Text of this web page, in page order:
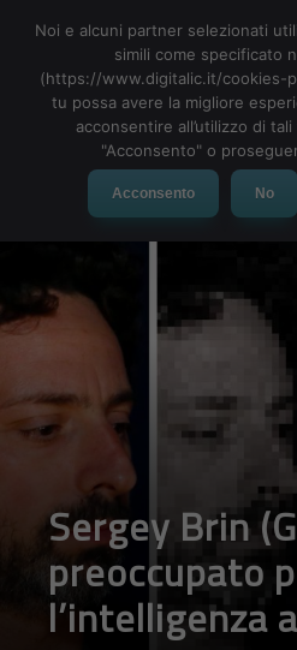
MENU
Sergey Brin
preoccupato
l’intelligenza
Noi e alcuni partner selezionati
simili come specificato
(https://www.digitalic.it/cookies-
tu possa avere la migliore
acconsentire all’utilizzo di
"Acconsento" o
Acconsento No